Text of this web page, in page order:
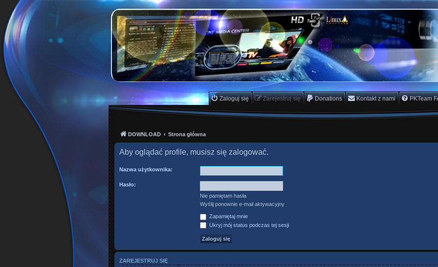
PKTeam - Polish Koders Team
Hyperion, Enigma, E2, PKT, listy kanałów, oscam
Zaloguj się Zarejestruj się Donations Kontakt z nami PKTeam
DOWNLOAD Strona główna
Aby oglądać profile, musisz się zalogować.
Nazwa użytkownika:
Hasło:
Nie pamiętam hasła
Wyślij ponownie e-mail aktywacyjny
Zapamiętaj mnie
Ukryj mój status podczas tej sesji
ZAREJESTRUJ SIĘ